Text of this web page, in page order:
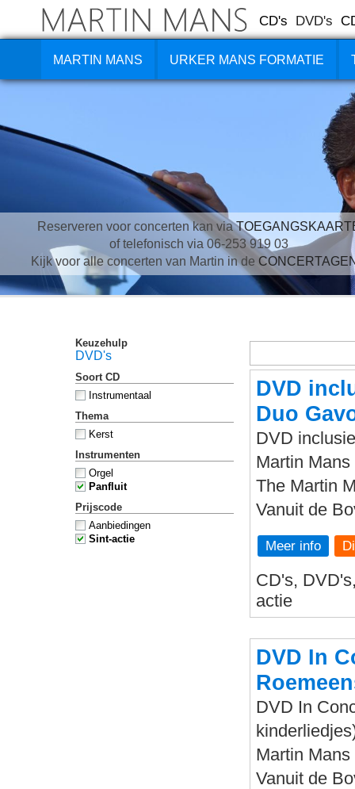
CD's DVD's
MARTIN MANS URKER MANS FORMATIE
Reserveren voor concerten kan via
of telefonisch via 06-253 919 03
Kijk voor alle concerten van Martin in de
Keuzehulp
DVD's
Soort CD
Instrumentaal
Thema
Kerst
Instrumenten
Orgel
Panfluit
Prijscode
Aanbiedingen
Sint-actie
DVD
Duo
DVD
Martin
The Martin
Vanuit de
Meer info
CD's,
actie
DVD In
DVD In
Martin
Vanuit de